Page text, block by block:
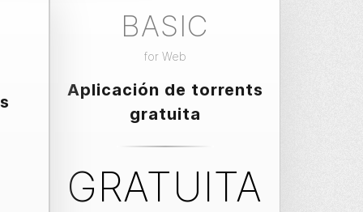
BASIC
for Web
Aplicación de torrents
gratuita
GRATUITA